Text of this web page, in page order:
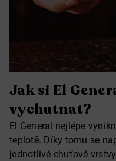
Jak si El
vychutnat?
El General nejlépe
teplotě. Díky tomu se
jednotlivé chuťové